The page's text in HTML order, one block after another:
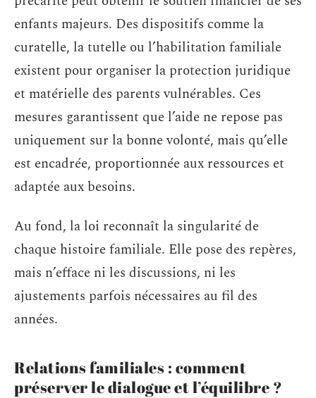
enfants majeurs. Des dispositifs comme la
curatelle, la tutelle ou l’habilitation familiale
existent pour organiser la protection juridique
et matérielle des parents vulnérables. Ces
mesures garantissent que l’aide ne repose pas
uniquement sur la bonne volonté, mais qu’elle
est encadrée, proportionnée aux ressources et
adaptée aux besoins.
Au fond, la loi reconnaît la singularité de
chaque histoire familiale. Elle pose des repères,
mais n’efface ni les discussions, ni les
ajustements parfois nécessaires au fil des
années.
Relations familiales : comment
préserver le dialogue et l’équilibre ?